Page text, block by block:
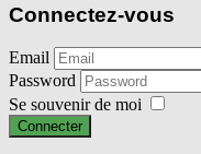
Connectez-vous
Email
Password
Se souvenir de moi
Connecter